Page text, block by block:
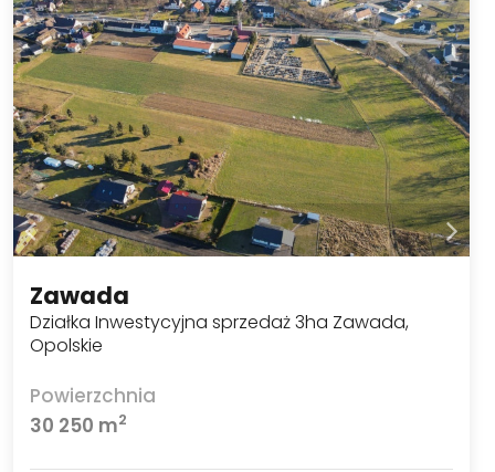
Zawada
Działka Inwestycyjna sprzedaż 3ha Zawada,
Opolskie
Powierzchnia
30 250 m2